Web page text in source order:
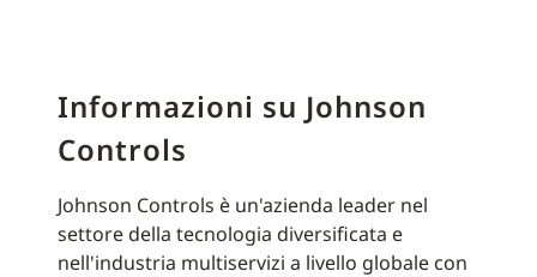
Informazioni su Johnson
Controls
Johnson Controls è un'azienda leader nel
settore della tecnologia diversificata e
nell'industria multiservizi a livello globale con